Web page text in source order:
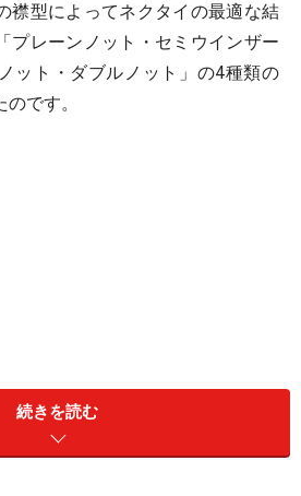
襟型によってネクタイの最適な結
プレーンノット・セミウインザー
ット・ダブルノット」の4種類の
です。
続きを読む